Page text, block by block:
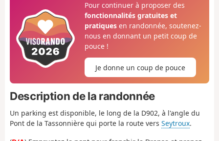
Pour continuer à proposer des
fonctionnalités gratuites et
pratiquesen randonnée, soutenez-
nous en donnant un petit coup de
pouce !
Je donne un coup de pouce
Description de la randonnée
Un parking est disponible, le long de la D902, à l'angle du
Pont de la Tassonnière qui porte la route vers Seytroux.